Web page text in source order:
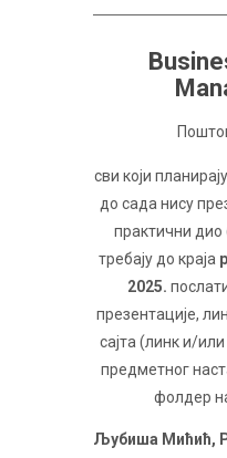
сви који
до сада нису
практични дио
требају до краја
2025.
презентације,
сајта (линк и/
предметног
фолдер
Љубиша Мићић,